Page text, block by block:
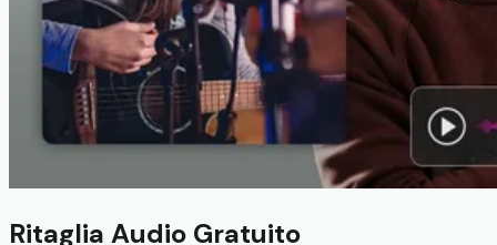
Ritaglia Audio Gratuito